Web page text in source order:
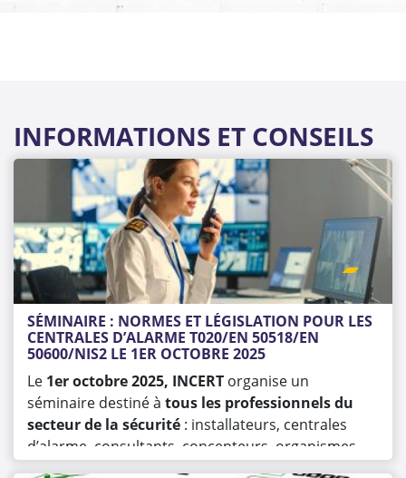
INFORMATIONS ET CONSEILS
SÉMINAIRE : NORMES ET LÉGISLATION POUR LES
CENTRALES D’ALARME T020/EN 50518/EN
50600/NIS2 LE 1ER OCTOBRE 2025
Le 1er octobre 2025, INCERT organise un
séminaire destiné à tous les professionnels du
secteur de la sécurité : installateurs, centrales
d’alarme, consultants, concepteurs, organismes de